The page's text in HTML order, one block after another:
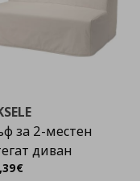
за 2-местен
диван
,39€